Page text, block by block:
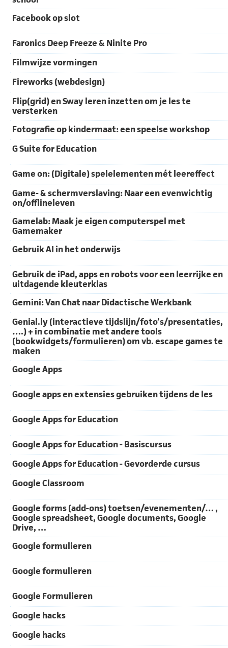
Facebook op slot
Faronics Deep Freeze & Ninite Pro
Filmwijze vormingen
Fireworks (webdesign)
Flip(grid) en Sway leren inzetten om je les te
versterken
Fotografie op kindermaat: een speelse workshop
G Suite for Education
Game on: (Digitale) spelelementen mét leereffect
Game- & schermverslaving: Naar een evenwichtig
on/offlineleven
Gamelab: Maak je eigen computerspel met
Gamemaker
Gebruik AI in het onderwijs
Gebruik de iPad, apps en robots voor een leerrijke en
uitdagende kleuterklas
Gemini: Van Chat naar Didactische Werkbank
Genial.ly (interactieve tijdslijn/foto’s/presentaties,
….) + in combinatie met andere tools
(bookwidgets/formulieren) om vb. escape games te
maken
Google Apps
Google apps en extensies gebruiken tijdens de les
Google Apps for Education
Google Apps for Education - Basiscursus
Google Apps for Education - Gevorderde cursus
Google Classroom
Google forms (add-ons) toetsen/evenementen/… ,
Google spreadsheet, Google documents, Google
Drive, …
Google formulieren
Google formulieren
Google Formulieren
Google hacks
Google hacks